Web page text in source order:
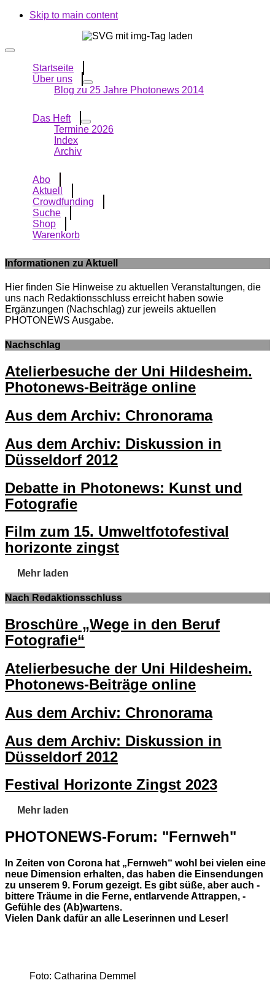
Skip to main content
Startseite
Über uns
Blog zu 25 Jahre Photonews 2014
Das Heft
Termine 2026
Index
Archiv
Abo
Aktuell
Crowdfunding
Suche
Shop
Warenkorb
Informationen zu Aktuell
Hier finden Sie Hinweise zu aktuellen Veranstaltungen, die
uns nach Redaktionsschluss erreicht haben sowie
Ergänzungen (Nachschlag) zur jeweils aktuellen
PHOTONEWS Ausgabe.
Nachschlag
Atelierbesuche der Uni Hildesheim.
Photonews-Beiträge online
Aus dem Archiv: Chronorama
Aus dem Archiv: Diskussion in
Düsseldorf 2012
Debatte in Photonews: Kunst und
Fotografie
Film zum 15. Umweltfotofestival
horizonte zingst
Mehr laden
Nach Redaktionsschluss
Broschüre „Wege in den Beruf
Fotografie“
Atelierbesuche der Uni Hildesheim.
Photonews-Beiträge online
Aus dem Archiv: Chronorama
Aus dem Archiv: Diskussion in
Düsseldorf 2012
Festival Horizonte Zingst 2023
Mehr laden
PHOTONEWS-Forum: "Fernweh"
In Zeiten von Corona hat „Fernweh“ wohl bei vielen eine
neue Dimension erhalten, das haben die Einsendungen
zu unserem 9. ­Forum gezeigt. Es gibt süße, aber auch ­
bittere Träume in die Ferne, entlarvende Attrappen, ­
Gefühle des (Ab)wartens.
Vielen Dank dafür an alle ­Leserinnen und Leser!
Foto: Catharina Demmel